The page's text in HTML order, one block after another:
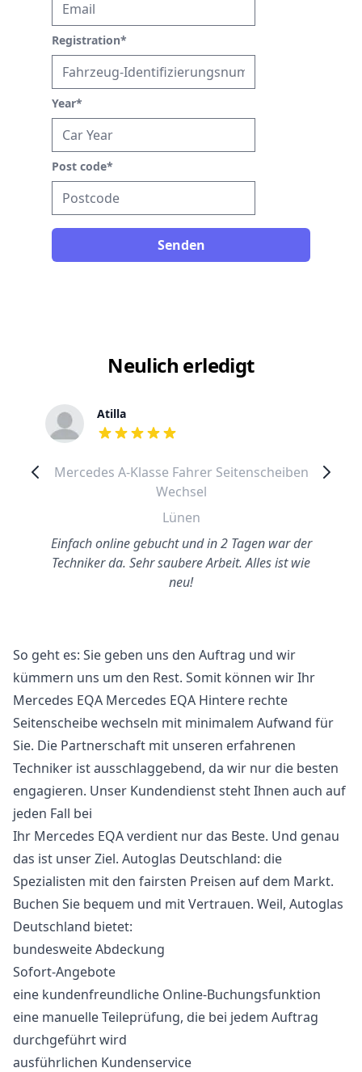
Registration*
Year*
Post code*
Senden
Neulich erledigt
Atilla
out of 5 stars
Mercedes A-Klasse Fahrer Seitenscheiben
Wechsel
Lünen
Einfach online gebucht und in 2 Tagen war der
Techniker da. Sehr saubere Arbeit. Alles ist wie
neu!
So geht es: Sie geben uns den Auftrag und wir
kümmern uns um den Rest. Somit können wir Ihr
Mercedes EQA Mercedes EQA Hintere rechte
Seitenscheibe wechseln mit minimalem Aufwand für
Sie. Die Partnerschaft mit unseren erfahrenen
Techniker ist ausschlaggebend, da wir nur die besten
engagieren. Unser Kundendienst steht Ihnen auch auf
jeden Fall bei
Ihr Mercedes EQA verdient nur das Beste. Und genau
das ist unser Ziel. Autoglas Deutschland: die
Spezialisten mit den fairsten Preisen auf dem Markt.
Buchen Sie bequem und mit Vertrauen. Weil, Autoglas
Deutschland bietet:
bundesweite Abdeckung
Sofort-Angebote
eine kundenfreundliche Online-Buchungsfunktion
eine manuelle Teileprüfung, die bei jedem Auftrag
durchgeführt wird
ausführlichen Kundenservice